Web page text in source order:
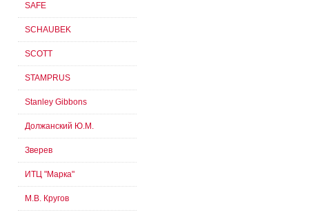
SAFE
SCHAUBEK
SCOTT
STAMPRUS
Stanley Gibbons
Должанский Ю.М.
Зверев
ИТЦ "Марка"
М.В. Кругов